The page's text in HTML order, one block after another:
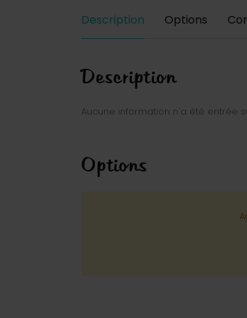
Description Options
Description
Aucune information n'a été entrée
Options